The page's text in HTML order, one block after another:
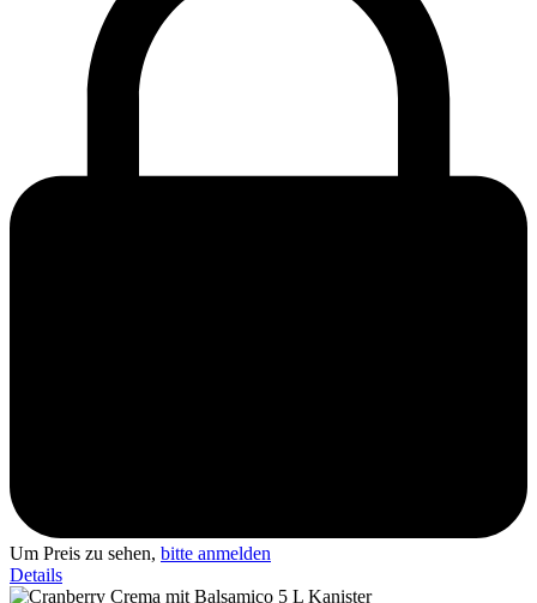
Um Preis zu sehen, bitte anmelden
Details